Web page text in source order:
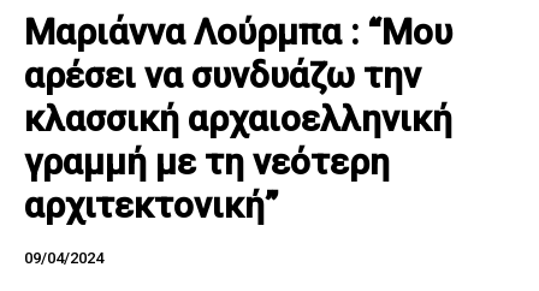
Μαριάννα Λούρμπα : “Μου
αρέσει να συνδυάζω την
κλασσική αρχαιοελληνική
γραμμή με τη νεότερη
αρχιτεκτονική”
09/04/2024